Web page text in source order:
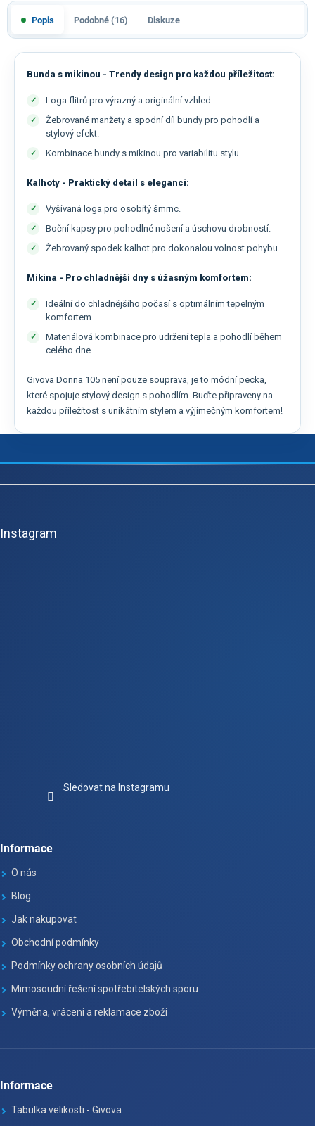
Popis Podobné (16) Diskuze
Bunda s mikinou - Trendy design pro každou příležitost:
Loga flitrů pro výrazný a originální vzhled.
Žebrované manžety a spodní díl bundy pro pohodlí a
stylový efekt.
Kombinace bundy s mikinou pro variabilitu stylu.
Kalhoty - Praktický detail s elegancí:
Vyšívaná loga pro osobitý šmrnc.
Boční kapsy pro pohodlné nošení a úschovu drobností.
Žebrovaný spodek kalhot pro dokonalou volnost pohybu.
Mikina - Pro chladnější dny s úžasným komfortem:
Ideální do chladnějšího počasí s optimálním tepelným
komfortem.
Materiálová kombinace pro udržení tepla a pohodlí během
celého dne.
Givova Donna 105 není pouze souprava, je to módní pecka,
které spojuje stylový design s pohodlím. Buďte připraveny na
každou příležitost s unikátním stylem a výjimečným komfortem!
Z
Instagram
Sledovat na Instagramu
Informace
O nás
Blog
Jak nakupovat
Obchodní podmínky
Podmínky ochrany osobních údajů
Mimosoudní řešení spotřebitelských sporu
Výměna, vrácení a reklamace zboží
Informace
Tabulka velikosti - Givova